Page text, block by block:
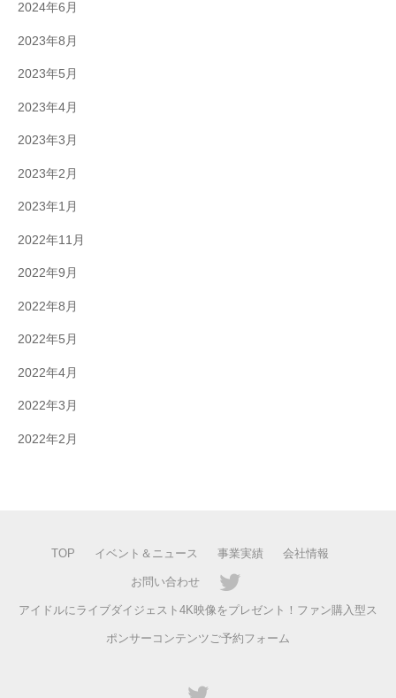
2024年6月
2023年8月
2023年5月
2023年4月
2023年3月
2023年2月
2023年1月
2022年11月
2022年9月
2022年8月
2022年5月
2022年4月
2022年3月
2022年2月
TOP イベント＆ニュース 事業実績 会社情報
お問い合わせ
アイドルにライブダイジェスト4K映像をプレゼント！ファン購入型ス
ポンサーコンテンツご予約フォーム
twitter